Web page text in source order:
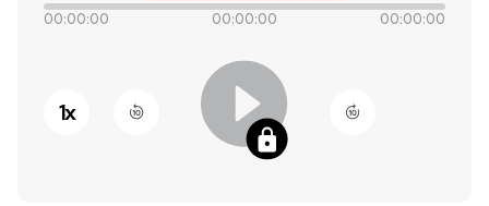
NEWSLETTER
00:00:00 00:00:00 00:00:00
1x